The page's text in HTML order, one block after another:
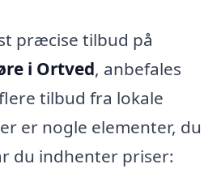
præcise tilbud på
i Ortved, anbefales
tilbud fra lokale
er nogle elementer, du
du indhenter priser: